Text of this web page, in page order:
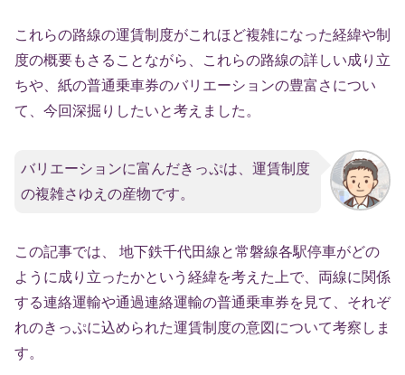
これらの路線の運賃制度がこれほど複雑になった経緯や制
度の概要もさることながら、これらの路線の詳しい成り立
ちや、紙の普通乗車券のバリエーションの豊富さについ
て、今回深掘りしたいと考えました。
バリエーションに富んだきっぷは、運賃制度
の複雑さゆえの産物です。
この記事では、 地下鉄千代田線と常磐線各駅停車がどの
ように成り立ったかという経緯を考えた上で、両線に関係
する連絡運輸や通過連絡運輸の普通乗車券を見て、それぞ
れのきっぷに込められた運賃制度の意図について考察しま
す。